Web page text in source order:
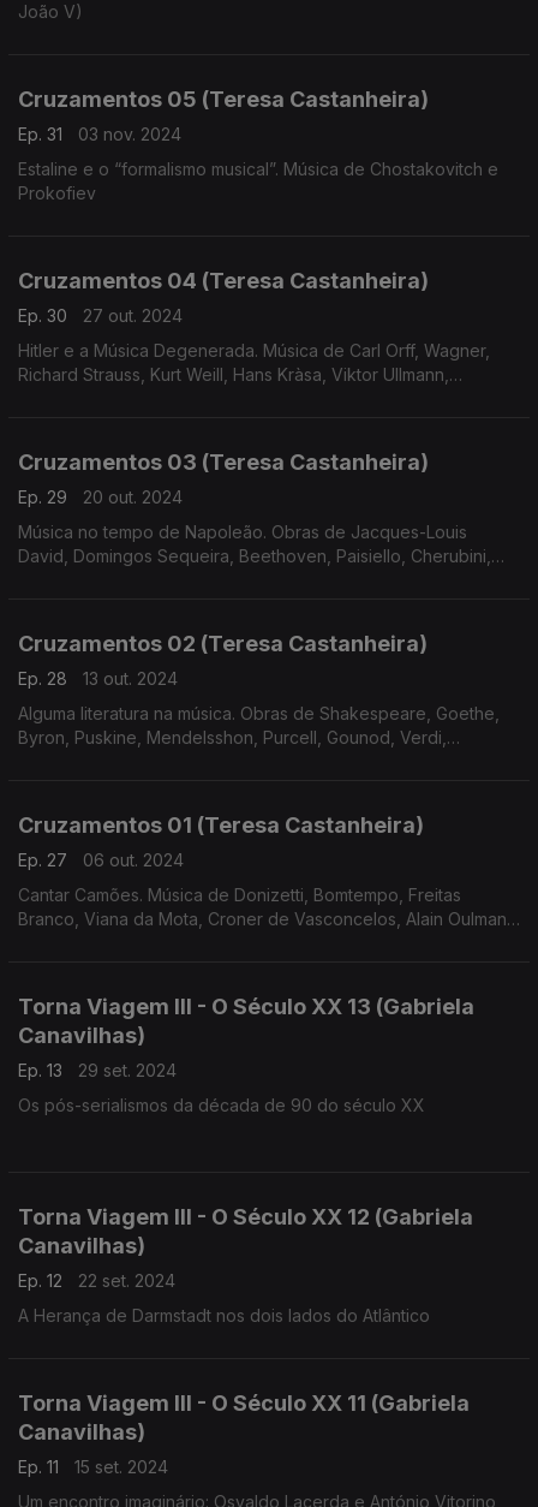
João V)
Cruzamentos 05 (Teresa Castanheira)
Ep. 31
03 nov. 2024
Estaline e o “formalismo musical”. Música de Chostakovitch e
Prokofiev
Cruzamentos 04 (Teresa Castanheira)
Ep. 30
27 out. 2024
Hitler e a Música Degenerada. Música de Carl Orff, Wagner,
Richard Strauss, Kurt Weill, Hans Kràsa, Viktor Ullmann,
Cruzamentos 03 (Teresa Castanheira)
Ep. 29
20 out. 2024
Música no tempo de Napoleão. Obras de Jacques-Louis
David, Domingos Sequeira, Beethoven, Paisiello, Cherubini,
Cruzamentos 02 (Teresa Castanheira)
Ep. 28
13 out. 2024
Alguma literatura na música. Obras de Shakespeare, Goethe,
Byron, Puskine, Mendelsshon, Purcell, Gounod, Verdi,
Cruzamentos 01 (Teresa Castanheira)
Ep. 27
06 out. 2024
Cantar Camões. Música de Donizetti, Bomtempo, Freitas
Branco, Viana da Mota, Croner de Vasconcelos, Alain Oulman,
Torna Viagem III - O Século XX 13 (Gabriela
Canavilhas)
Ep. 13
29 set. 2024
Os pós-serialismos da década de 90 do século XX
Torna Viagem III - O Século XX 12 (Gabriela
Canavilhas)
Ep. 12
22 set. 2024
A Herança de Darmstadt nos dois lados do Atlântico
Torna Viagem III - O Século XX 11 (Gabriela
Canavilhas)
Ep. 11
15 set. 2024
Um encontro imaginário: Osvaldo Lacerda e António Vitorino